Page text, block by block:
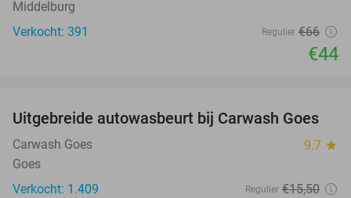
Middelburg
Verkocht: 391
Regulier €66
€44
36%
Uitgebreide autowasbeurt bij Carwash Goes
Carwash Goes 9.7 star
Goes
Verkocht: 1.409
Regulier €15,50